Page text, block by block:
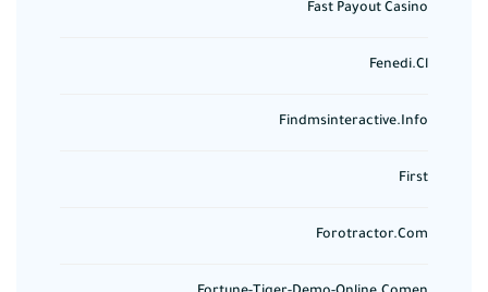
Fast Payout Casino
Fenedi.cl
Findmsinteractive.info
First
Forotractor.com